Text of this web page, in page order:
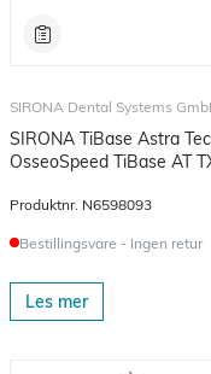
SIRONA Dental Systems
SIRONA TiBase Astra
OsseoSpeed TiBase AT
Produktnr. N6598093
Bestillingsvare - Ingen retur
Les mer